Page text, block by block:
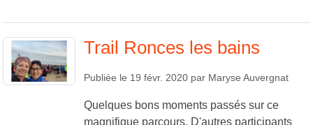
Trail Ronces les bains
Publiée le 19 févr. 2020 par Maryse Auvergnat
Quelques bons moments passés sur ce
magnifique parcours. D'autres participants